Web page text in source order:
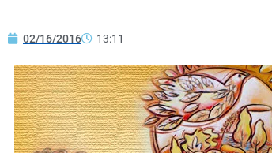
02/16/2016 13:11